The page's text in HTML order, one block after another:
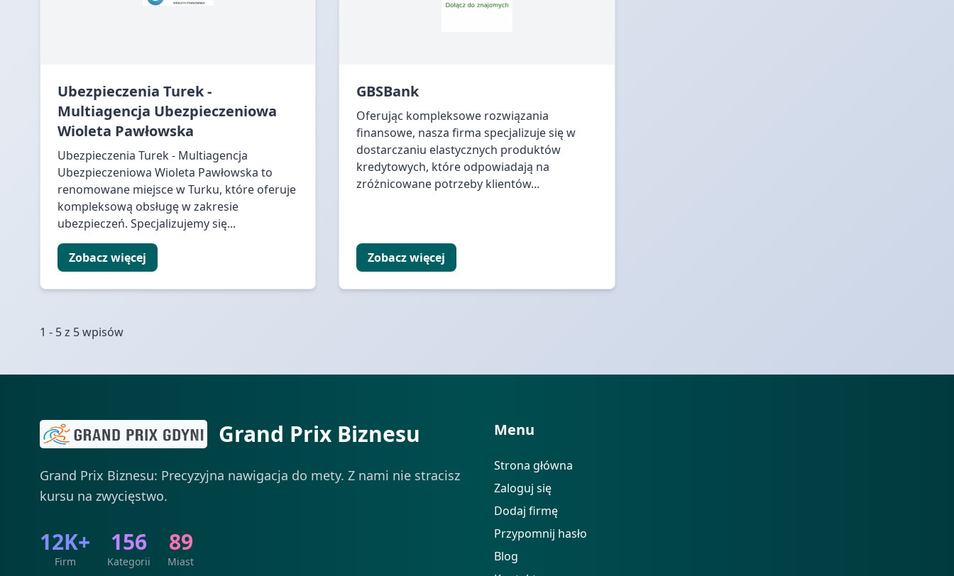
Ubezpieczenia Turek -
Multiagencja Ubezpieczeniowa
Wioleta Pawłowska
Ubezpieczenia Turek - Multiagencja
Ubezpieczeniowa Wioleta Pawłowska to
renomowane miejsce w Turku, które oferuje
kompleksową obsługę w zakresie
ubezpieczeń. Specjalizujemy się...
Zobacz więcej
GBSBank
Oferując kompleksowe rozwiązania
finansowe, nasza firma specjalizuje się w
dostarczaniu elastycznych produktów
kredytowych, które odpowiadają na
zróżnicowane potrzeby klientów...
Zobacz więcej
1 - 5 z 5 wpisów
Grand Prix Biznesu
Grand Prix Biznesu: Precyzyjna nawigacja do mety. Z nami nie stracisz
kursu na zwycięstwo.
12K+
Firm
156
Kategorii
89
Miast
Menu
Strona główna
Zaloguj się
Dodaj firmę
Przypomnij hasło
Blog